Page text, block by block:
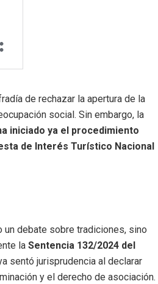
de rechazar la apertura de la
social . Sin embargo, la
iniciado ya el procedimiento
de Interés Turístico Nacional
un debate sobre tradiciones, sino
la Sentencia 132/2024 del
sentó jurisprudencia al declarar
y el derecho de asociación.